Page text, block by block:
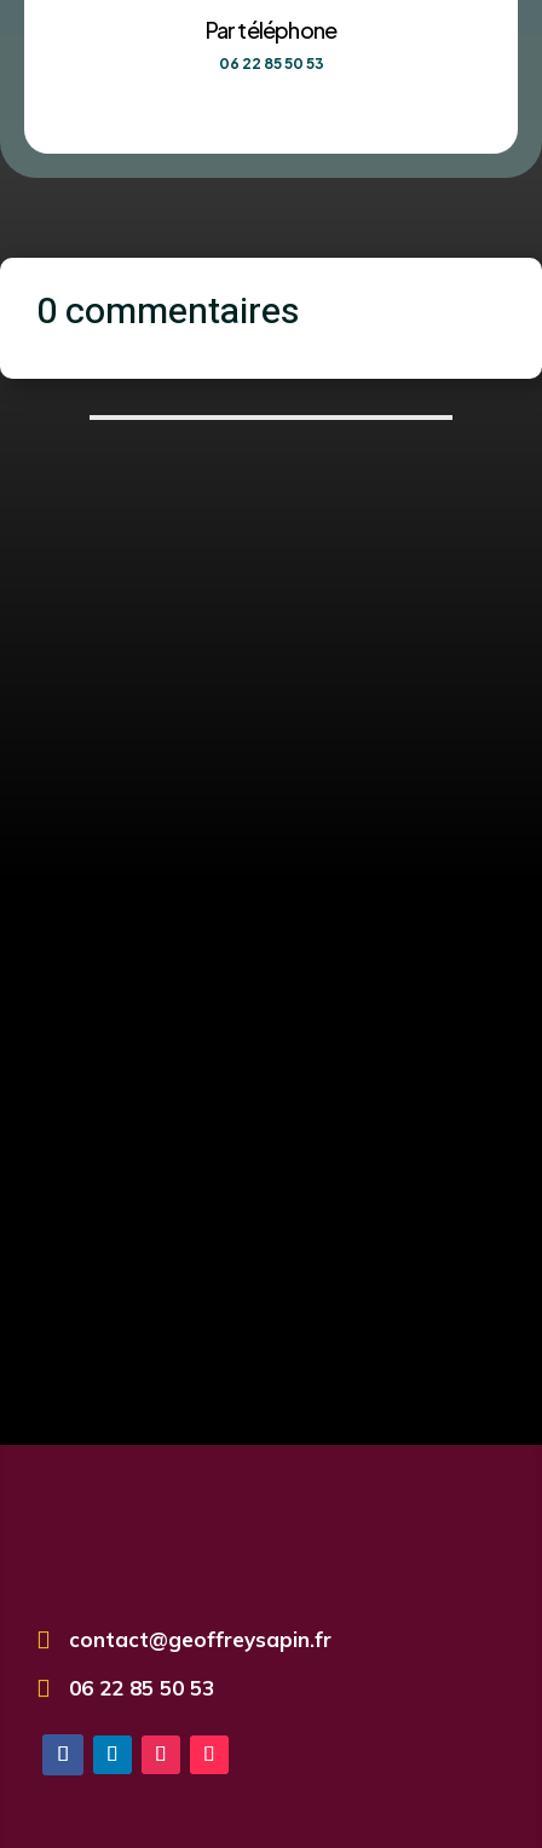
Par téléphone
06 22 85 50 53
0 commentaires
 contact@geoffreysapin.fr
 06 22 85 50 53